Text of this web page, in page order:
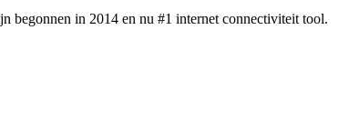
begonnen in 2014 en nu #1 internet connectiviteit tool.